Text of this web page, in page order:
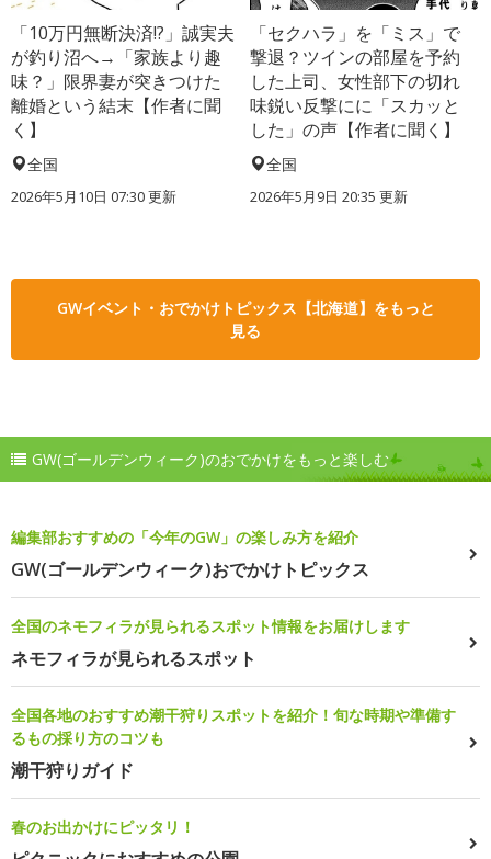
「10万円無断決済!?」誠実夫
が釣り沼へ→「家族より趣
味？」限界妻が突きつけた
離婚という結末【作者に聞
く】
全国
2026年5月10日 07:30 更新
「セクハラ」を「ミス」で
撃退？ツインの部屋を予約
した上司、女性部下の切れ
味鋭い反撃にに「スカッと
した」の声【作者に聞く】
全国
2026年5月9日 20:35 更新
GWイベント・おでかけトピックス【北海道】をもっと
見る
GW(ゴールデンウィーク)のおでかけをもっと楽しむ
編集部おすすめの「今年のGW」の楽しみ方を紹介
GW(ゴールデンウィーク)おでかけトピックス
全国のネモフィラが見られるスポット情報をお届けします
ネモフィラが見られるスポット
全国各地のおすすめ潮干狩りスポットを紹介！旬な時期や準備す
るもの採り方のコツも
潮干狩りガイド
春のお出かけにピッタリ！